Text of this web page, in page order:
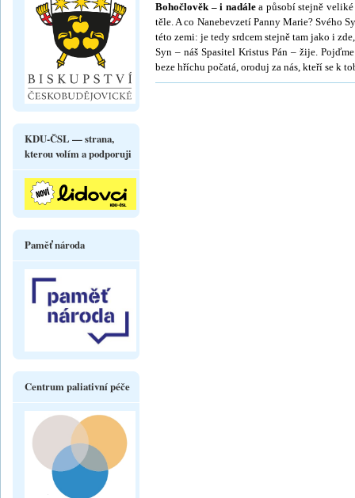
Bohočlověk – i na­dálea působí stejně
těle. A co Nanebevzetí Panny Marie? Svého
této zemi: je tedy srdcem stejně tam jako i
Syn – náš Spasi­tel Kristus Pán – žije.
beze hříchu počatá, oroduj za nás, kteří se k
KDU-ČSL — strana,
kterou volím a podporuji
Paměť národa
Centrum paliativní péče